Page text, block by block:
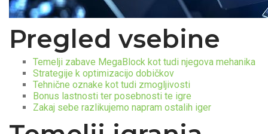
Pregled vsebine
Temelji zabave MegaBlock kot tudi njegova mehanika
Strategije k optimizacijo dobičkov
Tehnične oznake kot tudi zmogljivosti
Bonus lastnosti ter posebnosti te igre
Zakaj sebe razlikujemo napram ostalih iger